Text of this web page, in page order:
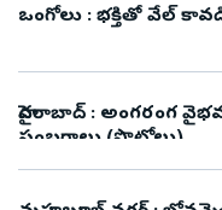
ఒంగోలు : భక్తితో వేల్
హైదరాబాద్ : అంగరంగ
సంబరాలు (ఫొటోలు)